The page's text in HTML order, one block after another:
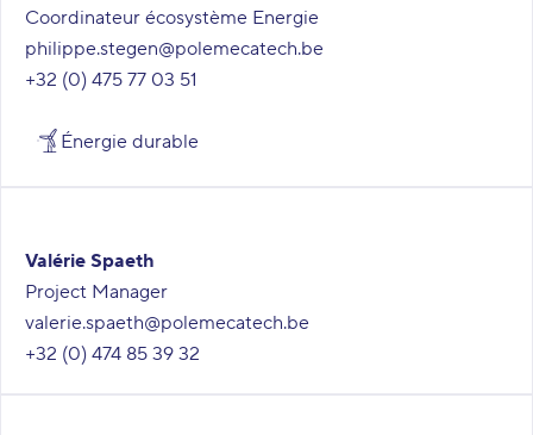
Coordinateur écosystème Energie
philippe.stegen@polemecatech.be
+32 (0) 475 77 03 51
Énergie durable
Valérie Spaeth
Project Manager
valerie.spaeth@polemecatech.be
+32 (0) 474 85 39 32